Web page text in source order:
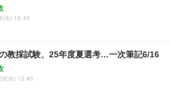
水) 16:45
教採試験、25年度夏選考…一次筆記6/16
水) 13:45